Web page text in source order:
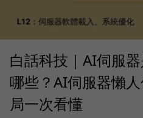
白話科技｜AI伺服
哪些？AI伺服器懶
局一次看懂